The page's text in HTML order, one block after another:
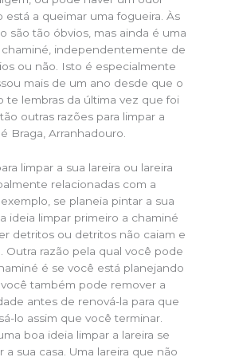
está a queimar uma fogueira. Às
são tão óbvios, mas ainda é uma
chaminé, independentemente de
ou não. Isto é especialmente
mais de um ano desde que o
te lembras da última vez que foi
outras razões para limpar a
Braga, Arranhadouro.
limpar a sua lareira ou lareira
relacionadas com a
se planeia pintar a sua
ideia limpar primeiro a chaminé
detritos ou detritos não caiam e
Outra razão pela qual você pode
é se você está planejando
também pode remover a
antes de renová-la para que
lo assim que você terminar.
boa ideia limpar a lareira se
sua casa. Uma lareira que não